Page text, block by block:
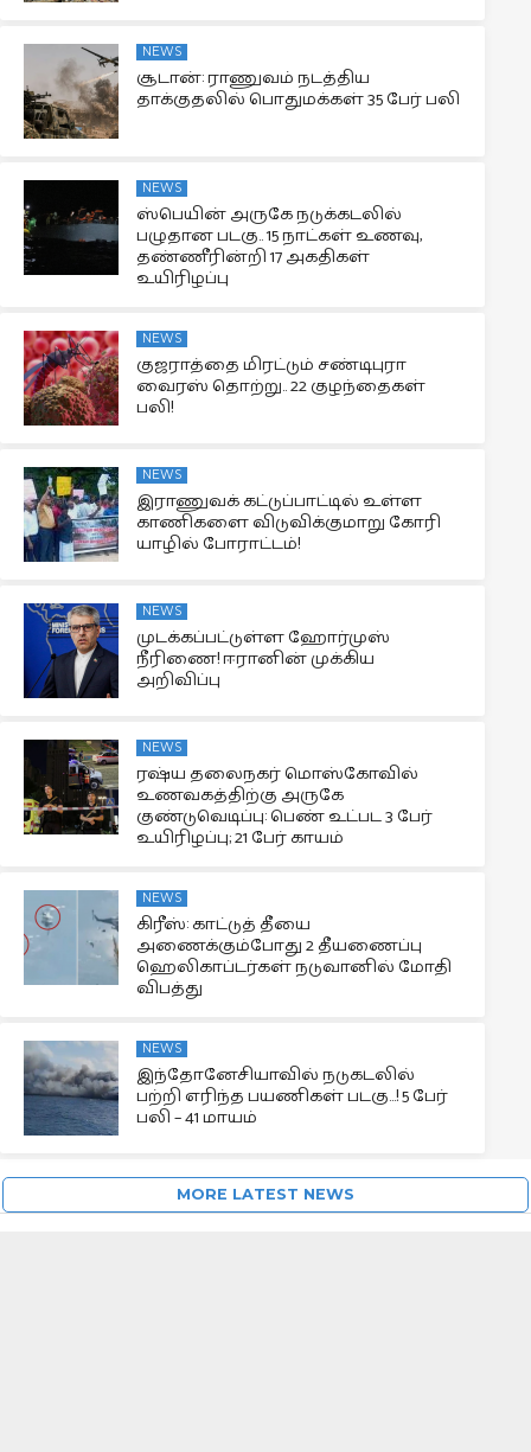
NEWS
சூடான்: ராணுவம் நடத்திய
தாக்குதலில் பொதுமக்கள் 35 பேர் பலி
NEWS
ஸ்பெயின் அருகே நடுக்கடலில்
பழுதான படகு.. 15 நாட்கள் உணவு,
தண்ணீரின்றி 17 அகதிகள்
உயிரிழப்பு
NEWS
குஜராத்தை மிரட்டும் சண்டிபுரா
வைரஸ் தொற்று.. 22 குழந்தைகள்
பலி!
NEWS
இராணுவக் கட்டுப்பாட்டில் உள்ள
காணிகளை விடுவிக்குமாறு கோரி
யாழில் போராட்டம்!
NEWS
முடக்கப்பட்டுள்ள ஹோர்முஸ்
நீரிணை! ஈரானின் முக்கிய
அறிவிப்பு
NEWS
ரஷ்ய தலைநகர் மொஸ்கோவில்
உணவகத்திற்கு அருகே
குண்டுவெடிப்பு: பெண் உட்பட 3 பேர்
உயிரிழப்பு; 21 பேர் காயம்
NEWS
கிரீஸ்: காட்டுத் தீயை
அணைக்கும்போது 2 தீயணைப்பு
ஹெலிகாப்டர்கள் நடுவானில் மோதி
விபத்து
NEWS
இந்தோனேசியாவில் நடுகடலில்
பற்றி எரிந்த பயணிகள் படகு…! 5 பேர்
பலி – 41 மாயம்
MORE LATEST NEWS